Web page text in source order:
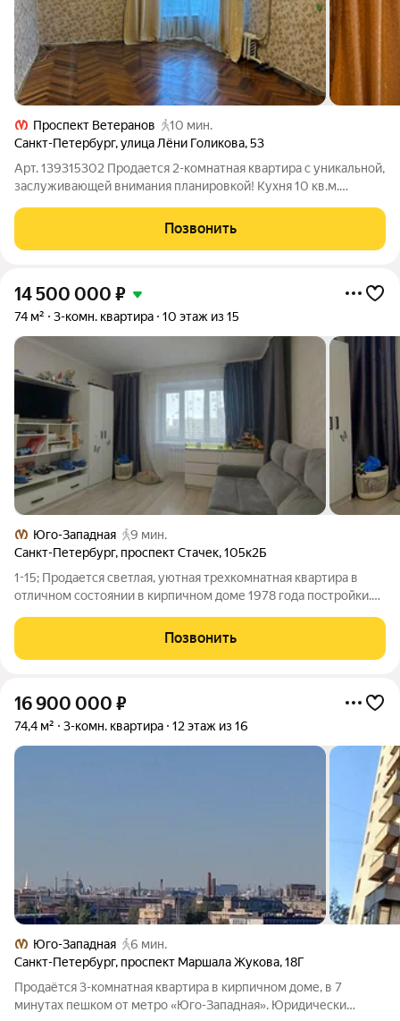
Проспект Ветеранов
10 мин.
Санкт-Петербург,улица Лёни Голикова,53
Арт. 139315302 Продается 2-комнатная квартира с уникальной,
заслуживающей внимания планировкой! Кухня 10 кв.м.
хозяйки. Две равнозначные по метражу комнаты 16,5 кв.м.,
одна из которых обладает
Позвонить
14 500 000 ₽
74 м² 3-комн. квартира 10 этаж из 15
Юго-Западная
9 мин.
Санкт-Петербург, проспект Стачек,105к2Б
1-15; Продается светлая, уютная трехкомнатная квартира в
отличном состоянии в кирпичном доме 1978 года постройки.
двусторонняя красивый вид. Современный ремонт выполнен в
нейтральных тонах,
Позвонить
16 900 000 ₽
74,4 м² 3-комн. квартира 12 этаж из 16
Юго-Западная
6 мин.
Санкт-Петербург, проспект Маршала Жукова,18Г
Продаётся 3-комнатная квартира в кирпичном доме, в 7
минутах пешком от метро «Юго-Западная». Юридически